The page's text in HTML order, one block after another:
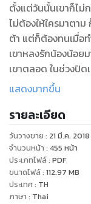
ตั้งแต่วันนั้นเขาก็ไม่
ไม่ต้องให้ใครมาตา
ต้า แต่ก็ต้องทนเมื่อท
เขาหลงรักน้องน้อย
เขาตลอด ในช่วงปิด
ก็ตาม เขาโดนน้องน้
ถ้อยคำรุนแรง หลังจ
แสดงมากขึ้น
รายละเอียด
วันวางขาย : 21 มี.ค. 2018
จำนวนหน้า : 455 หน้า
ประเภทไฟล์: PDF
ขนาดไฟล์: 112.97 MB
ประเทศ: TH
ภาษา : Thai